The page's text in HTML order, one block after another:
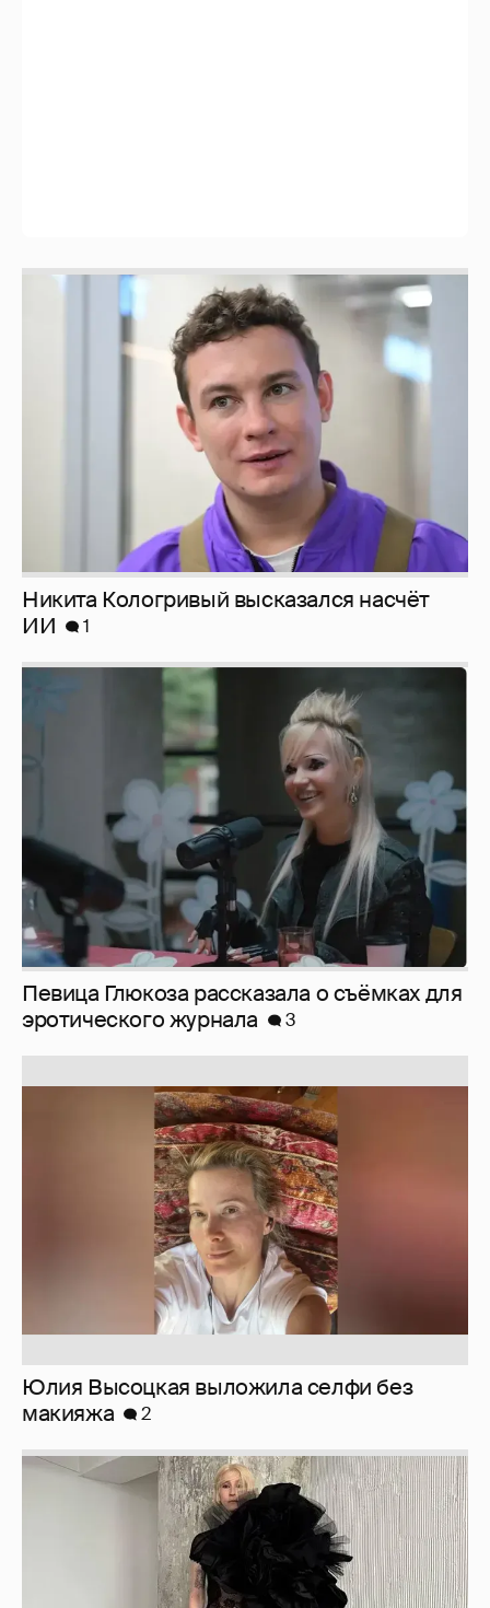
Никита Кологривый высказался насчёт
Певица Глюкоза рассказала о съёмках для
эротического журнала
3
Юлия Высоцкая выложила селфи без
Журналистка Сулим примерила новый